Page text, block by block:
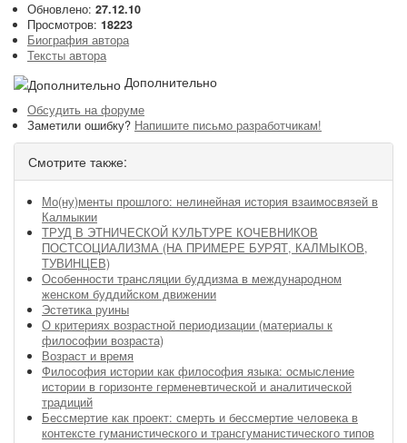
Обновлено: 27.12.10
Просмотров: 18223
Биография автора
Тексты автора
Дополнительно
Обсудить на форуме
Заметили ошибку? Напишите письмо разработчикам!
Смотрите также:
Мо(ну)менты прошлого: нелинейная история взаимосвязей в
Калмыкии
ТРУД В ЭТНИЧЕСКОЙ КУЛЬТУРЕ КОЧЕВНИКОВ
ПОСТСОЦИАЛИЗМА (НА ПРИМЕРЕ БУРЯТ, КАЛМЫКОВ,
ТУВИНЦЕВ)
Особенности трансляции буддизма в международном
женском буддийском движении
Эстетика руины
О критериях возрастной периодизации (материалы к
философии возраста)
Возраст и время
Философия истории как философия языка: осмысление
истории в горизонте герменевтической и аналитической
традиций
Бессмертие как проект: смерть и бессмертие человека в
контексте гуманистического и трансгуманистического типов